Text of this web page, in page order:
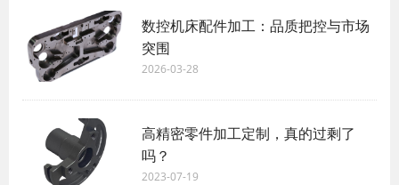
数控机床配件加工：品质把控与市场
突围
2026-03-28
高精密零件加工定制，真的过剩了
吗？
2023-07-19